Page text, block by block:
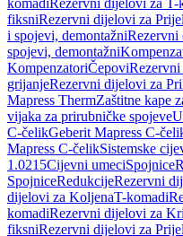
komadiRezervni dijelovi za T-
fiksniRezervni dijelovi za
i spojevi, demontažniRezervni
spojevi, demontažni
KompenzatoriČepovi
grijanjeRezervni dijelovi za
Mapress ThermZaštitne kape
vijaka za prirubničke spojeve
C-čelikGeberit Mapress C-
Mapress C-čelikSistemske
1.0215Cijevni umeciSpojnice
SpojniceRedukcijeRezervni
dijelovi za KoljenaT-komadi
komadiRezervni dijelovi za
fiksniRezervni dijelovi za